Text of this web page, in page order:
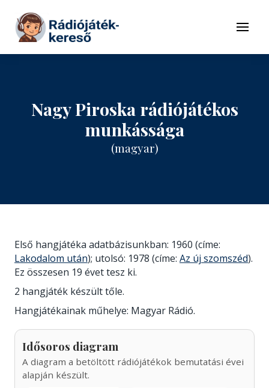
Tovább a tartalomhoz
Menü
Nagy Piroska rádiójátékos
munkássága
(magyar)
Első hangjátéka adatbázisunkban: 1960 (címe:
Lakodalom után); utolsó: 1978 (címe: Az új szomszéd).
Ez összesen 19 évet tesz ki.
2 hangjáték készült tőle.
Hangjátékainak műhelye: Magyar Rádió.
Idősoros diagram
A diagram a betöltött rádiójátékok bemutatási évei
alapján készült.